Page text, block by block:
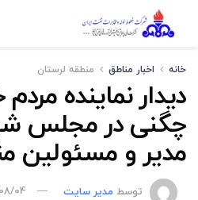
خانه اخبار مناطق منطقه لرستان
دیدار نماینده
چگنی در مجلس
مدیر و مسئولین
توسط مدیر سایت 08:02